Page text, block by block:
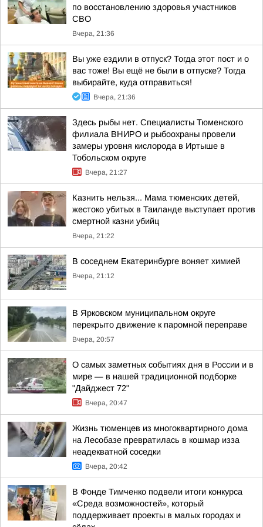
по восстановлению здоровья участников
СВО
Вчера, 21:36
Вы уже ездили в отпуск? Тогда этот пост и о
вас тоже! Вы ещё не были в отпуске? Тогда
выбирайте, куда отправиться!
Вчера, 21:36
Здесь рыбы нет. Специалисты Тюменского
филиала ВНИРО и рыбоохраны провели
замеры уровня кислорода в Иртыше в
Тобольском округе
Вчера, 21:27
Казнить нельзя... Мама тюменских детей,
жестоко убитых в Таиланде выступает против
смертной казни убийц
Вчера, 21:22
В соседнем Екатеринбурге воняет химией
Вчера, 21:12
В Ярковском муниципальном округе
перекрыто движение к паромной переправе
Вчера, 20:57
О самых заметных событиях дня в России и в
мире — в нашей традиционной подборке
"Дайджест 72"
Вчера, 20:47
Жизнь тюменцев из многоквартирного дома
на Лесобазе превратилась в кошмар изза
неадекватной соседки
Вчера, 20:42
В Фонде Тимченко подвели итоги конкурса
«Среда возможностей», который
поддерживает проекты в малых городах и